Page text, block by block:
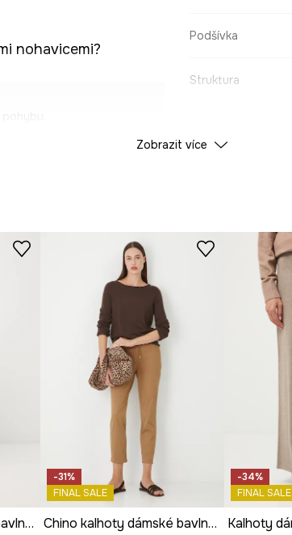
nohavicemi?
přizpůsobení.
Podšívka
Struktura
ÚDAJE O VÝROBKU
ID produktu
Zobrazit více
Chino kalhoty dámské bavlněné s elastanem
-31%
FINAL SALE
Chino kalhoty dámské bavlněné s elastanem
-34%
FINAL SALE